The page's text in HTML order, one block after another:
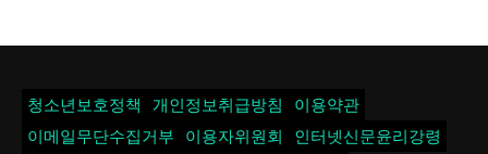
청소년보호정책 개인정보취급방침
이용약관
이메일무단수집거부
이용자위원회
인터넷신문윤리강령